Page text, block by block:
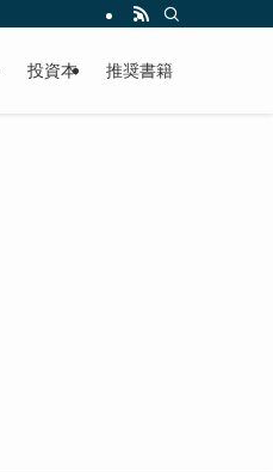
投資本 推奨書籍